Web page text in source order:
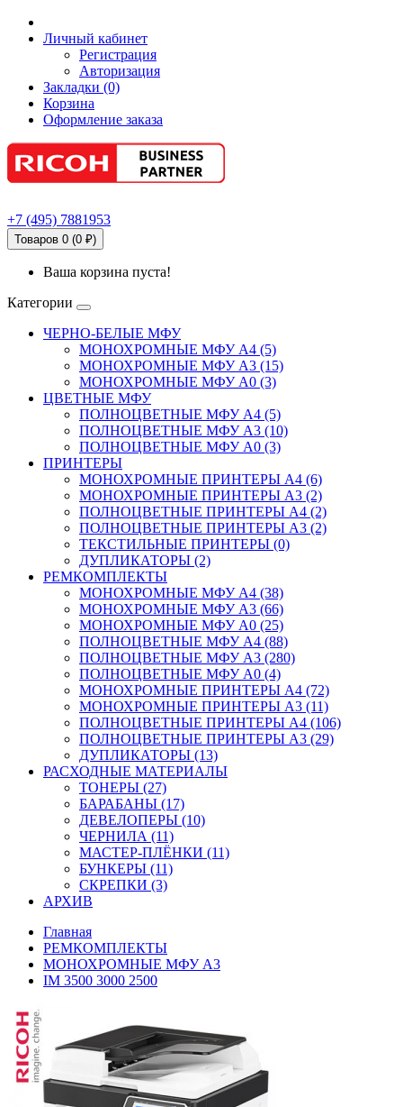
Личный кабинет
Регистрация
Авторизация
Закладки (0)
Корзина
Оформление заказа
+7 (495) 7881953
Товаров 0 (0 ₽)
Ваша корзина пуста!
Категории
ЧЕРНО-БЕЛЫЕ МФУ
МОНОХРОМНЫЕ МФУ А4 (5)
МОНОХРОМНЫЕ МФУ А3 (15)
МОНОХРОМНЫЕ МФУ А0 (3)
ЦВЕТНЫЕ МФУ
ПОЛНОЦВЕТНЫЕ МФУ А4 (5)
ПОЛНОЦВЕТНЫЕ МФУ А3 (10)
ПОЛНОЦВЕТНЫЕ МФУ А0 (3)
ПРИНТЕРЫ
МОНОХРОМНЫЕ ПРИНТЕРЫ А4 (6)
МОНОХРОМНЫЕ ПРИНТЕРЫ А3 (2)
ПОЛНОЦВЕТНЫЕ ПРИНТЕРЫ А4 (2)
ПОЛНОЦВЕТНЫЕ ПРИНТЕРЫ А3 (2)
ТЕКСТИЛЬНЫЕ ПРИНТЕРЫ (0)
ДУПЛИКАТОРЫ (2)
РЕМКОМПЛЕКТЫ
МОНОХРОМНЫЕ МФУ А4 (38)
МОНОХРОМНЫЕ МФУ А3 (66)
МОНОХРОМНЫЕ МФУ А0 (25)
ПОЛНОЦВЕТНЫЕ МФУ А4 (88)
ПОЛНОЦВЕТНЫЕ МФУ А3 (280)
ПОЛНОЦВЕТНЫЕ МФУ А0 (4)
МОНОХРОМНЫЕ ПРИНТЕРЫ А4 (72)
МОНОХРОМНЫЕ ПРИНТЕРЫ А3 (11)
ПОЛНОЦВЕТНЫЕ ПРИНТЕРЫ А4 (106)
ПОЛНОЦВЕТНЫЕ ПРИНТЕРЫ А3 (29)
ДУПЛИКАТОРЫ (13)
РАСХОДНЫЕ МАТЕРИАЛЫ
ТОНЕРЫ (27)
БАРАБАНЫ (17)
ДЕВЕЛОПЕРЫ (10)
ЧЕРНИЛА (11)
МАСТЕР-ПЛЁНКИ (11)
БУНКЕРЫ (11)
СКРЕПКИ (3)
АРХИВ
Главная
РЕМКОМПЛЕКТЫ
МОНОХРОМНЫЕ МФУ А3
IM 3500 3000 2500